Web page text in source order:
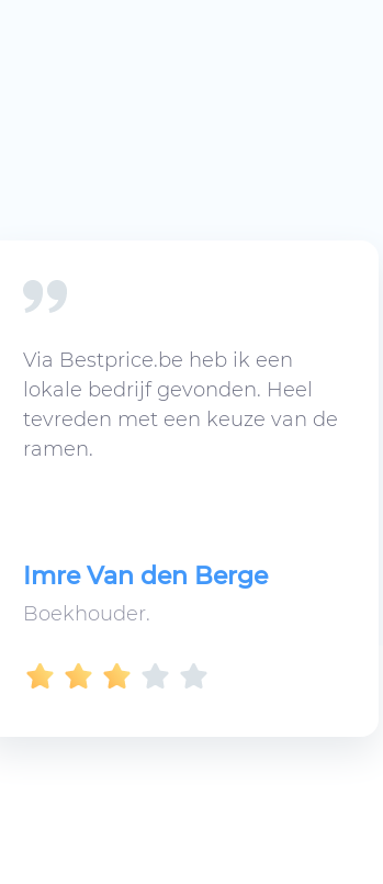
Via Bestprice.be heb ik een
lokale bedrijf gevonden. Heel
tevreden met een keuze van de
ramen.
Imre Van den Berge
Boekhouder.